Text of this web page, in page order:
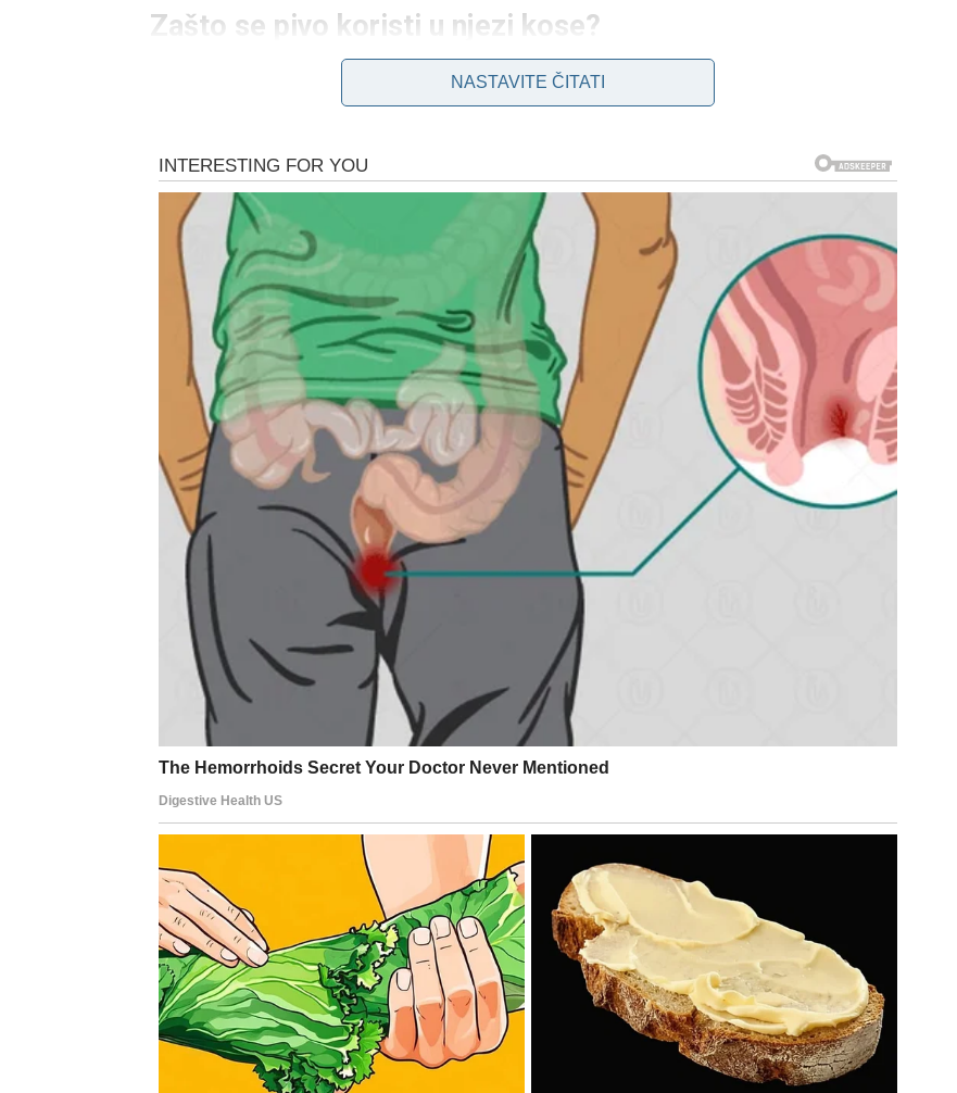
Zašto se pivo koristi u njezi kose?
Pivo nije samo osvježavajuće piće, već i proizvod bogat sastojcima koji mogu imati povoljan učinak na
izgled kose. Njegov sastav uključuje:
vitamine B kompleksa, koji doprinose jačanju vlasi
prirodne šećere, koji mogu pomoći u zaglađivanju strukture kose
proteine i aminokiseline nastale tokom fermentacije
mineralne tvarikoje mogu pozitivno djelovati na vlasište
Ovi sastojci zajedno mogu doprinijeti tome da kosa izgleda punije, sjajnije i zaglađenije. Posebno se
preporučuje osobama koje imajutanku, suvu ili kosu bez volumena
, jer pivo može dati privremeni
vizualni efekat jače i gušće kose.
Važno je naglasiti da se radi okozmetičkom, a ne terapijskom djelovanju
. Pivo ne liječi uzroke opadanja
kose, ali može poboljšati njen vanjski izgled.
Kako pravilno koristiti pivo za kosu
NASTAVITE ČITATI